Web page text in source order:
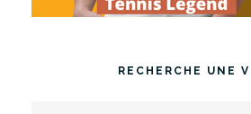
RECHERCHE UNE